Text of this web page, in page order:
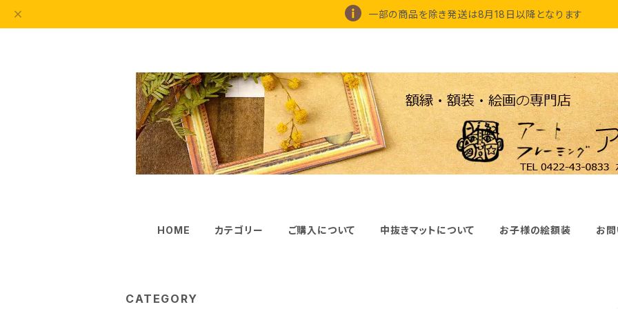
一部の商品を除き発送は8月18日以降となります
HOME カテゴリー ご購入について 中抜きマットについて お子様の絵額装 お
CATEGORY